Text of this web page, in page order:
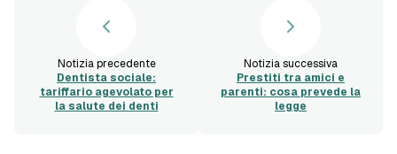
Notizia precedente
Dentista sociale:
tariffario agevolato per
la salute dei denti
Notizia successiva
Prestiti tra amici e
parenti: cosa prevede la
legge